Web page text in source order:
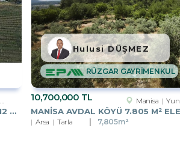
MANISA YUNUSEMRE BÜYÜKSÜMBÜLLLER 1700 M2 TARLA
10,700,000 TL Manisa
Arsa Tarla 7,805m²
RÜZGAR GAYRİMENKUL
Hulusi DÜŞMEZ